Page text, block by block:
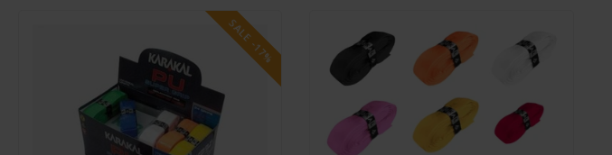
SALE -17%